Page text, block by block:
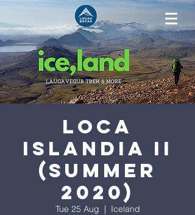
LOCA
Islandia II
(summer
2020)
Tue 25 Aug
  |
Iceland